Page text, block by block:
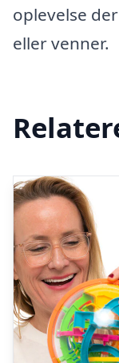
oplevelse
eller venner.